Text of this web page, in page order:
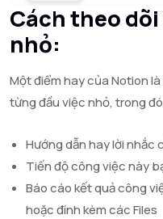
Cách theo
nhỏ:
Một điểm hay của Notion
từng đầu việc nhỏ, trong
Hướng dẫn hay lời nhắc
Tiến độ công việc này
Báo cáo kết quả công
hoặc đính kèm các Files